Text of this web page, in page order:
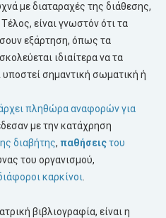
με διαταραχές της διάθεσης,
. Τέλος, είναι γνωστόν ότι τα
εξάρτηση, όπως τα
ιδιαίτερα να τα
υποστεί σημαντική σωματική ή
πληθώρα αναφορών για
με την κατάχρηση
διαβήτης, παθήσειςτου
του οργανισμού,
καρκίνοι
βιβλιογραφία, είναι η